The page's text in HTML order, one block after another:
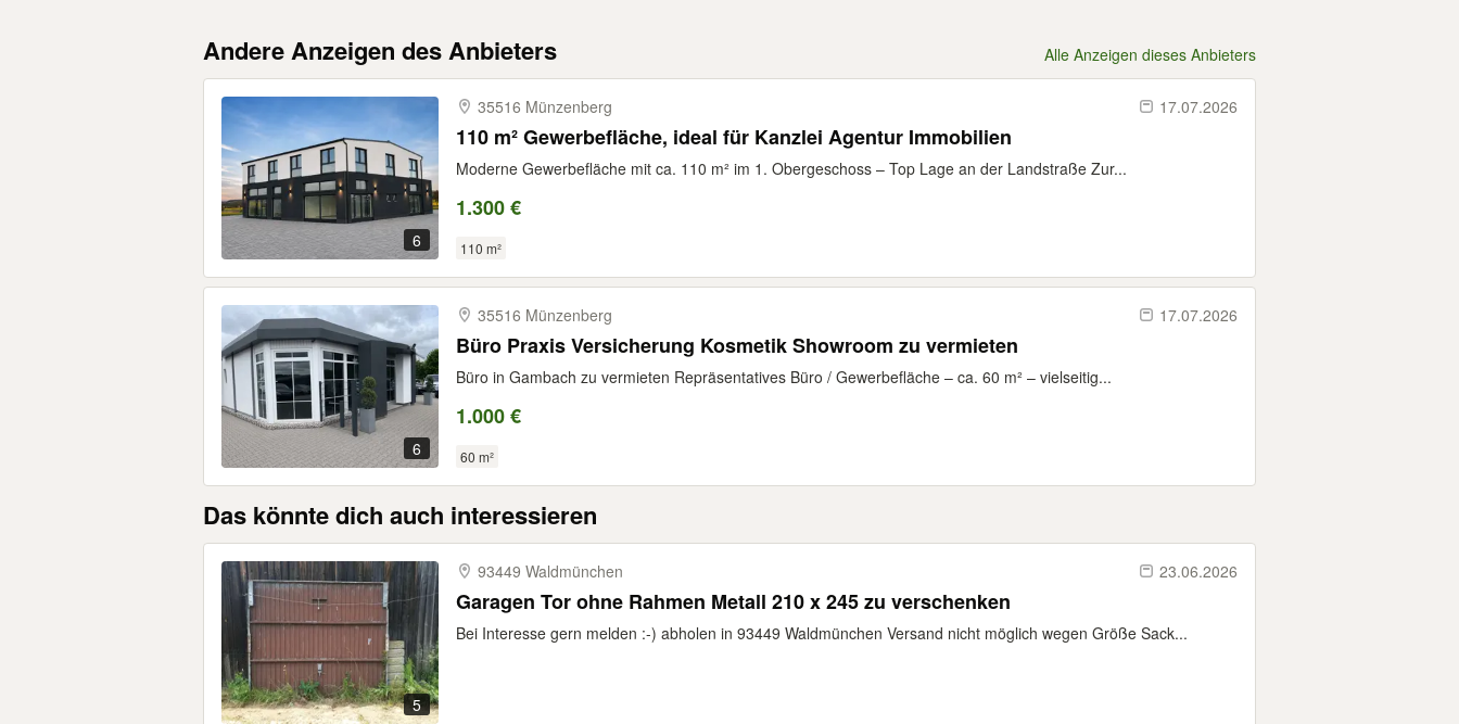
Andere Anzeigen des Anbieters Alle Anzeigen dieses Anbieters
6
35516 Münzenberg 17.07.2026
110 m² Gewerbefläche, ideal für Kanzlei Agentur Immobilien
Moderne Gewerbefläche mit ca. 110 m² im 1. Obergeschoss – Top Lage an der Landstraße Zur...
1.300 €
110 m²
6
35516 Münzenberg 17.07.2026
Büro Praxis Versicherung Kosmetik Showroom zu vermieten
Büro in Gambach zu vermieten Repräsentatives Büro / Gewerbefläche – ca. 60 m² – vielseitig...
1.000 €
60 m²
Das könnte dich auch interessieren
5
93449 Waldmünchen 23.06.2026
Garagen Tor ohne Rahmen Metall 210 x 245 zu verschenken
Bei Interesse gern melden :-) abholen in 93449 Waldmünchen Versand nicht möglich wegen Größe Sack...